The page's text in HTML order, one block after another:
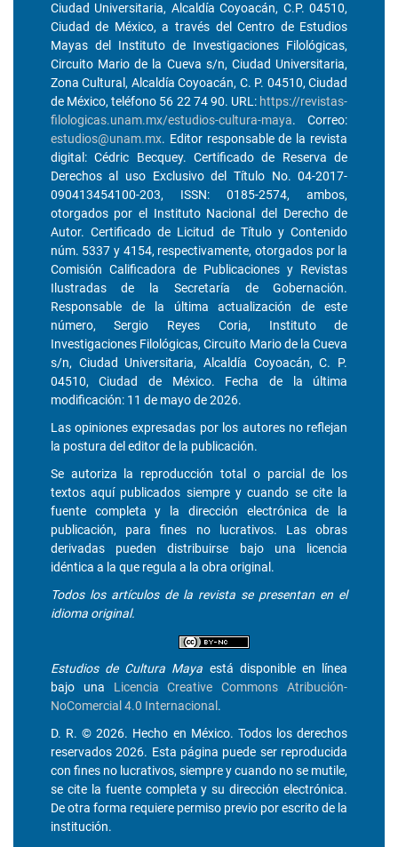
Ciudad Universitaria, Alcaldía Coyoacán, C.P. 04510,
Ciudad de México, a través del Centro de Estudios
Mayas del Instituto de Investigaciones Filológicas,
Circuito Mario de la Cueva s/n, Ciudad Universitaria,
Zona Cultural, Alcaldía Coyoacán, C. P. 04510, Ciudad
de México, teléfono 56 22 74 90. URL: https://revistas-
filologicas.unam.mx/estudios-cultura-maya. Correo:
estudios@unam.mx. Editor responsable de la revista
digital: Cédric Becquey. Certificado de Reserva de
Derechos al uso Exclusivo del Título No. 04-2017-
090413454100-203, ISSN: 0185-2574, ambos,
otorgados por el Instituto Nacional del Derecho de
Autor. Certificado de Licitud de Título y Contenido
núm. 5337 y 4154, respectivamente, otorgados por la
Comisión Calificadora de Publicaciones y Revistas
Ilustradas de la Secretaría de Gobernación.
Responsable de la última actualización de este
número, Sergio Reyes Coria, Instituto de
Investigaciones Filológicas, Circuito Mario de la Cueva
s/n, Ciudad Universitaria, Alcaldía Coyoacán, C. P.
04510, Ciudad de México. Fecha de la última
modificación: 11 de mayo de 2026.
Las opiniones expresadas por los autores no reflejan
la postura del editor de la publicación.
Se autoriza la reproducción total o parcial de los
textos aquí publicados siempre y cuando se cite la
fuente completa y la dirección electrónica de la
publicación, para fines no lucrativos. Las obras
derivadas pueden distribuirse bajo una licencia
idéntica a la que regula a la obra original.
Todos los artículos de la revista se presentan en el
idioma original.
Estudios de Cultura Maya está disponible en línea
bajo una Licencia Creative Commons Atribución-
NoComercial 4.0 Internacional .
D. R. © 2026. Hecho en México. Todos los derechos
reservados 2026. Esta página puede ser reproducida
con fines no lucrativos, siempre y cuando no se mutile,
se cite la fuente completa y su dirección electrónica.
De otra forma requiere permiso previo por escrito de la
institución.